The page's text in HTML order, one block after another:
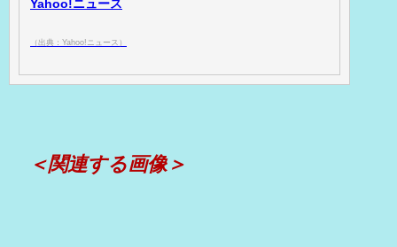
Yahoo!ニュース
（出典：Yahoo!ニュース）
＜関連する画像＞